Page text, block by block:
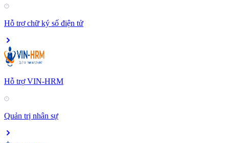
Hỗ trợ chữ ký số điện tử
Hỗ trợ VIN-HRM
Quản trị nhân sự